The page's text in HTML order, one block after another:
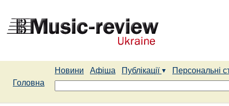
Новини Афіша Публікації
Персональні
Головна